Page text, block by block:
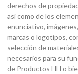
derechos de
así como de los
enunciativo,
marcas o logotipos,
selección de
necesarios para su
de Productos HH o